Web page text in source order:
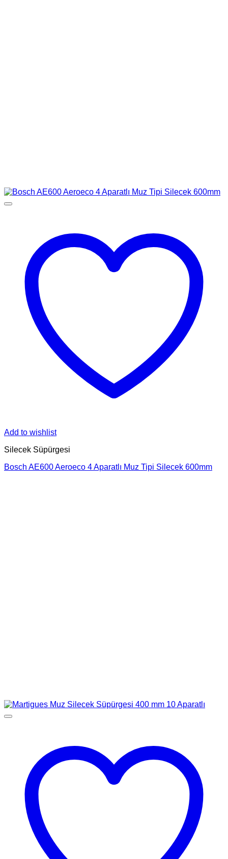
Add to wishlist
Silecek Süpürgesi
Bosch AE600 Aeroeco 4 Aparatlı Muz Tipi Silecek 600mm